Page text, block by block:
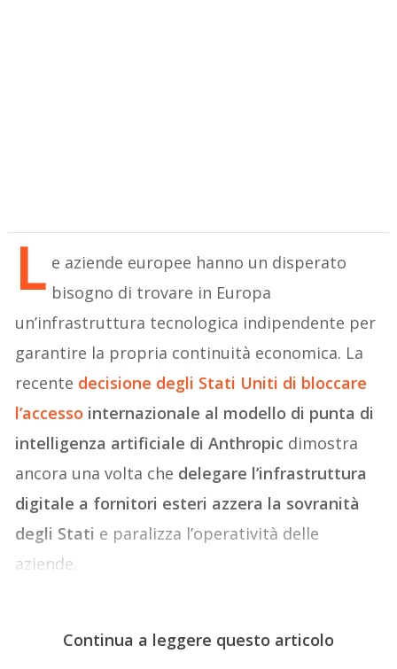
L e aziende europee hanno un disperato
bisogno di trovare in Europa
un’infrastruttura tecnologica indipendente per
garantire la propria continuità economica. La
recente decisione degli Stati Uniti di bloccare
l’accesso internazionale al modello di punta di
intelligenza artificiale di Anthropic dimostra
ancora una volta che delegare l’infrastruttura
digitale a fornitori esteri azzera la sovranità
degli Stati e paralizza l’operatività delle
aziende.
Continua a leggere questo articolo